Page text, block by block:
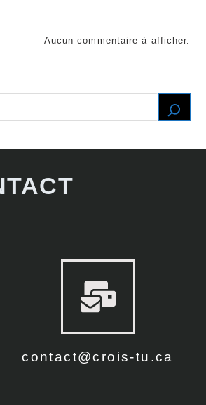
Aucun commentaire à afficher.
contact@crois-tu.ca